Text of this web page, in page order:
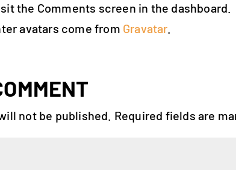
the Comments screen in the dashboard.
avatars come from Gravatar.
not be published. Required fields are